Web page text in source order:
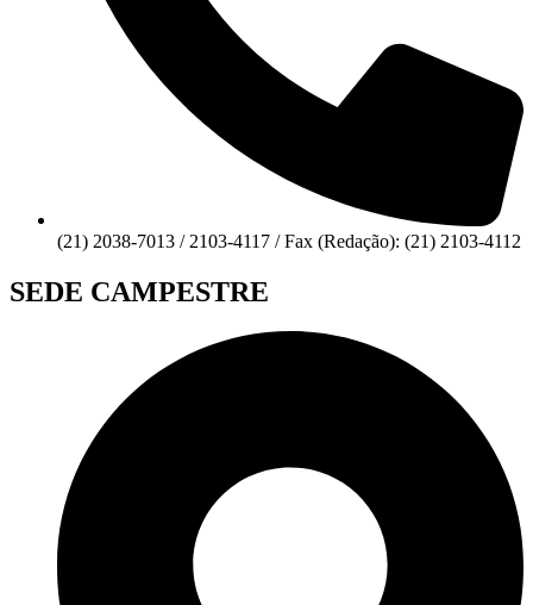
(21) 2038-7013 / 2103-4117 / Fax (Redação): (21) 2103-4112
SEDE CAMPESTRE